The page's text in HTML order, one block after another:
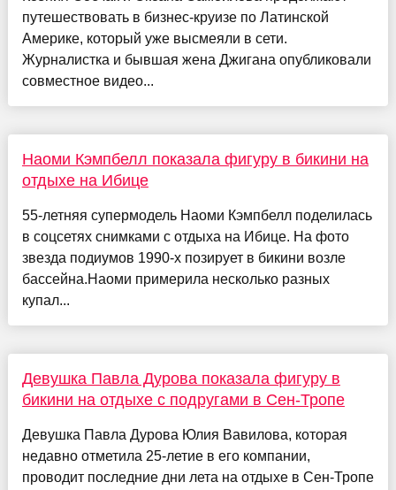
путешествовать в бизнес-круизе по Латинской
Америке, который уже высмеяли в сети.
Журналистка и бывшая жена Джигана опубликовали
совместное видео...
Наоми Кэмпбелл показала фигуру в бикини на
отдыхе на Ибице
55-летняя супермодель Наоми Кэмпбелл поделилась
в соцсетях снимками с отдыха на Ибице. На фото
звезда подиумов 1990-х позирует в бикини возле
бассейна.Наоми примерила несколько разных
купал...
Девушка Павла Дурова показала фигуру в
бикини на отдыхе с подругами в Сен-Тропе
Девушка Павла Дурова Юлия Вавилова, которая
недавно отметила 25-летие в его компании,
проводит последние дни лета на отдыхе в Сен-Тропе